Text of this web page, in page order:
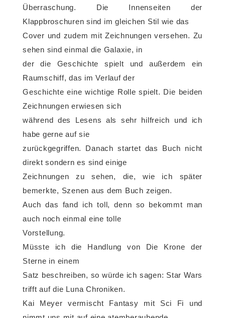
Überraschung. Die Innenseiten der
Klappbroschuren sind im gleichen Stil wie das
Cover und zudem mit Zeichnungen versehen. Zu
sehen sind einmal die Galaxie, in
der die Geschichte spielt und außerdem ein
Raumschiff, das im Verlauf der
Geschichte eine wichtige Rolle spielt. Die beiden
Zeichnungen erwiesen sich
während des Lesens als sehr hilfreich und ich
habe gerne auf sie
zurückgegriffen. Danach startet das Buch nicht
direkt sondern es sind einige
Zeichnungen zu sehen, die, wie ich später
bemerkte, Szenen aus dem Buch zeigen.
Auch das fand ich toll, denn so bekommt man
auch noch einmal eine tolle
Vorstellung.
Müsste ich die Handlung von Die Krone der
Sterne in einem
Satz beschreiben, so würde ich sagen: Star Wars
trifft auf die Luna Chroniken.
Kai Meyer vermischt Fantasy mit Sci Fi und